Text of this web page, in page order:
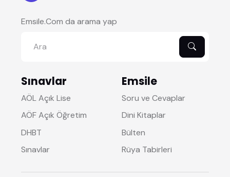
Emsile.Com da arama yap
Sınavlar
AÖL Açık Lise
AÖF Açık Öğretim
DHBT
Sınavlar
Emsile
Soru ve Cevaplar
Dini Kitaplar
Bülten
Rüya Tabirleri